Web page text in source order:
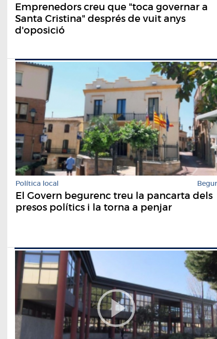
Emprenedors creu que "toca governar a
Santa Cristina" després de vuit anys
d'oposició
Política local Begur
El Govern begurenc treu la pancarta dels
presos polítics i la torna a penjar